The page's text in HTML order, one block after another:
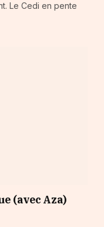
Le Cedi en pente
(avec Aza)